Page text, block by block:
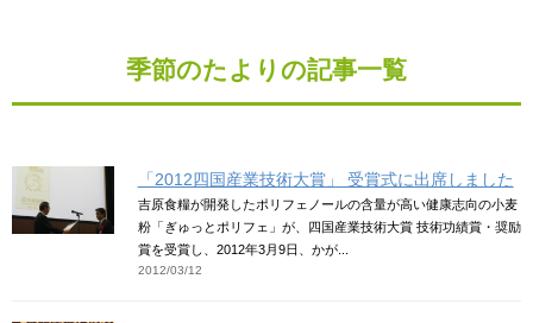
季節のたよりの記事一覧
「2012四国産業技術大賞」 受賞式に出席しました
吉原食糧が開発したポリフェノールの含量が高い健康志向の小麦
粉「ぎゅっとポリフェ」が、四国産業技術大賞 技術功績賞・奨励
賞を受賞し、2012年3月9日、かが...
2012/03/12